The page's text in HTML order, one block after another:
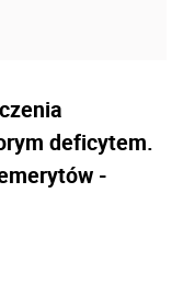
deficytem.
-